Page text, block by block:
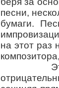
песни,
бумаги.
на этот раз
Это